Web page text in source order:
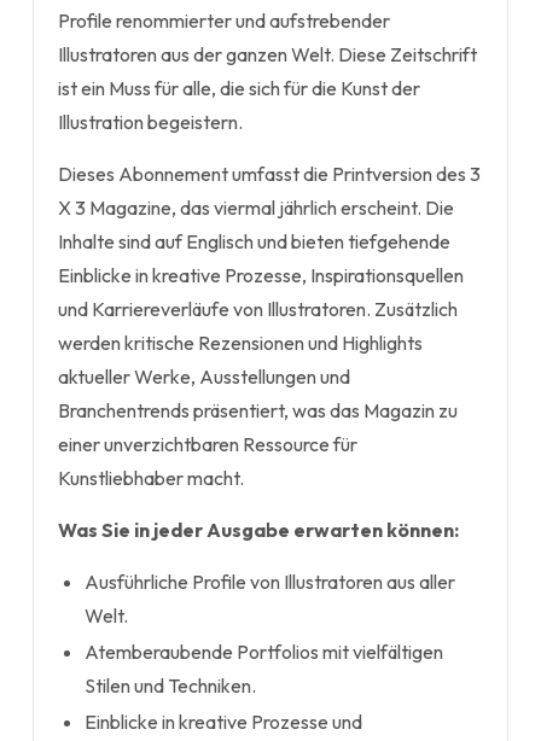
Profile renommierter und aufstrebender
Illustratoren aus der ganzen Welt. Diese Zeitschrift
ist ein Muss für alle, die sich für die Kunst der
Illustration begeistern.
Dieses Abonnement umfasst die Printversion des 3
X 3 Magazine, das viermal jährlich erscheint. Die
Inhalte sind auf Englisch und bieten tiefgehende
Einblicke in kreative Prozesse, Inspirationsquellen
und Karriereverläufe von Illustratoren. Zusätzlich
werden kritische Rezensionen und Highlights
aktueller Werke, Ausstellungen und
Branchentrends präsentiert, was das Magazin zu
einer unverzichtbaren Ressource für
Kunstliebhaber macht.
Was Sie in jeder Ausgabe erwarten können:
Ausführliche Profile von Illustratoren aus aller
Welt.
Atemberaubende Portfolios mit vielfältigen
Stilen und Techniken.
Einblicke in kreative Prozesse und